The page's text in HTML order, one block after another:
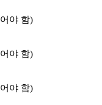
야 함)
야 함)
야 함)